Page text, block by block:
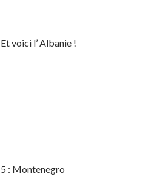
voici l’ Albanie !
: Montenegro